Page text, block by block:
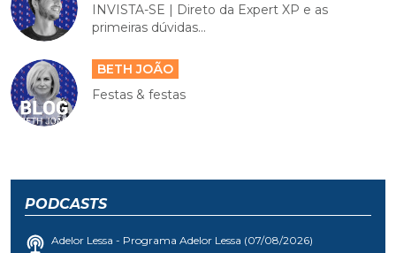
INVISTA-SE | Direto da Expert XP e as
primeiras dúvidas...
BETH JOÃO
Festas & festas
PODCASTS
Adelor Lessa - Programa Adelor Lessa (07/08/2026)